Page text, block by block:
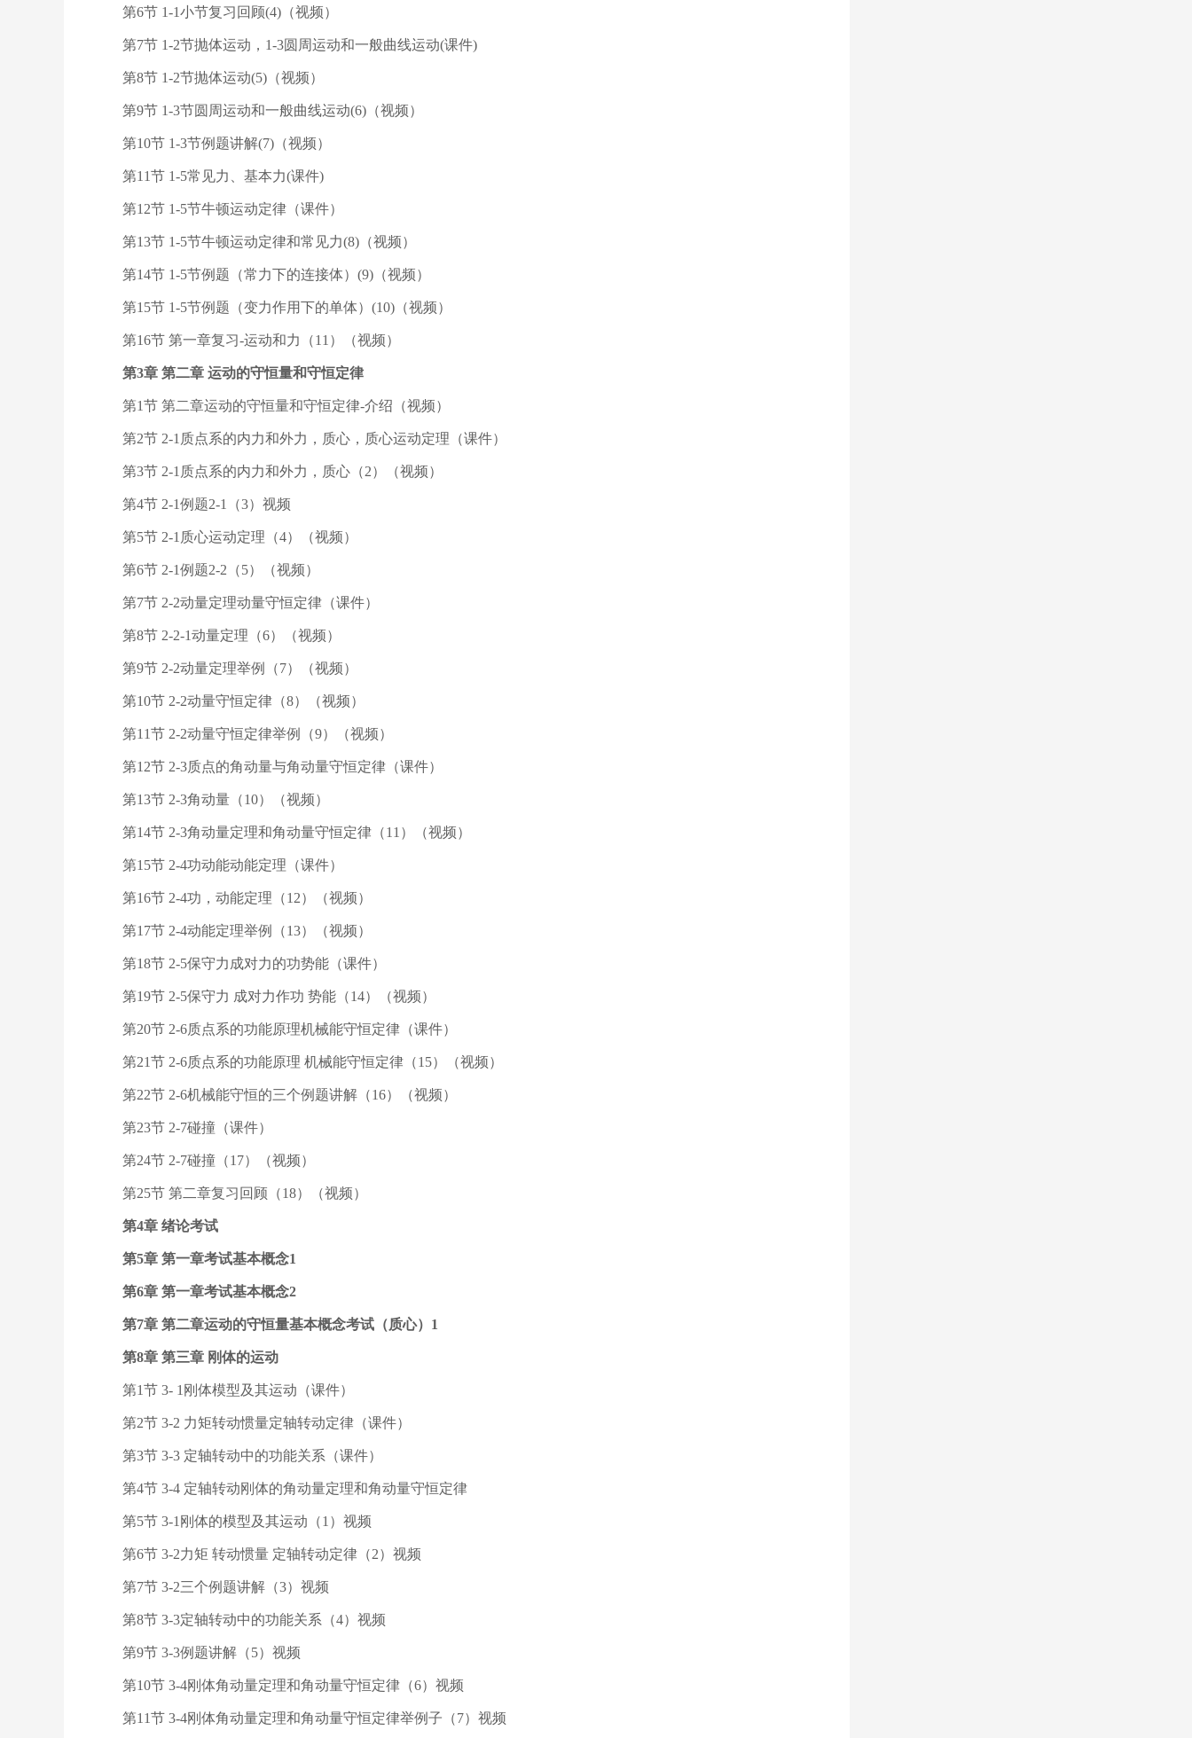
第6节 1-1小节复习回顾(4)（视频）
第7节 1-2节抛体运动，1-3圆周运动和一般曲线运动(课件)
第8节 1-2节抛体运动(5)（视频）
第9节 1-3节圆周运动和一般曲线运动(6)（视频）
第10节 1-3节例题讲解(7)（视频）
第11节 1-5常见力、基本力(课件)
第12节 1-5节牛顿运动定律（课件）
第13节 1-5节牛顿运动定律和常见力(8)（视频）
第14节 1-5节例题（常力下的连接体）(9)（视频）
第15节 1-5节例题（变力作用下的单体）(10)（视频）
第16节 第一章复习-运动和力（11）（视频）
第3章 第二章 运动的守恒量和守恒定律
第1节 第二章运动的守恒量和守恒定律-介绍（视频）
第2节 2-1质点系的内力和外力，质心，质心运动定理（课件）
第3节 2-1质点系的内力和外力，质心（2）（视频）
第4节 2-1例题2-1（3）视频
第5节 2-1质心运动定理（4）（视频）
第6节 2-1例题2-2（5）（视频）
第7节 2-2动量定理动量守恒定律（课件）
第8节 2-2-1动量定理（6）（视频）
第9节 2-2动量定理举例（7）（视频）
第10节 2-2动量守恒定律（8）（视频）
第11节 2-2动量守恒定律举例（9）（视频）
第12节 2-3质点的角动量与角动量守恒定律（课件）
第13节 2-3角动量（10）（视频）
第14节 2-3角动量定理和角动量守恒定律（11）（视频）
第15节 2-4功动能动能定理（课件）
第16节 2-4功，动能定理（12）（视频）
第17节 2-4动能定理举例（13）（视频）
第18节 2-5保守力成对力的功势能（课件）
第19节 2-5保守力 成对力作功 势能（14）（视频）
第20节 2-6质点系的功能原理机械能守恒定律（课件）
第21节 2-6质点系的功能原理 机械能守恒定律（15）（视频）
第22节 2-6机械能守恒的三个例题讲解（16）（视频）
第23节 2-7碰撞（课件）
第24节 2-7碰撞（17）（视频）
第25节 第二章复习回顾（18）（视频）
第4章 绪论考试
第5章 第一章考试基本概念1
第6章 第一章考试基本概念2
第7章 第二章运动的守恒量基本概念考试（质心）1
第8章 第三章 刚体的运动
第1节 3- 1刚体模型及其运动（课件）
第2节 3-2 力矩转动惯量定轴转动定律（课件）
第3节 3-3 定轴转动中的功能关系（课件）
第4节 3-4 定轴转动刚体的角动量定理和角动量守恒定律
第5节 3-1刚体的模型及其运动（1）视频
第6节 3-2力矩 转动惯量 定轴转动定律（2）视频
第7节 3-2三个例题讲解（3）视频
第8节 3-3定轴转动中的功能关系（4）视频
第9节 3-3例题讲解（5）视频
第10节 3-4刚体角动量定理和角动量守恒定律（6）视频
第11节 3-4刚体角动量定理和角动量守恒定律举例子（7）视频